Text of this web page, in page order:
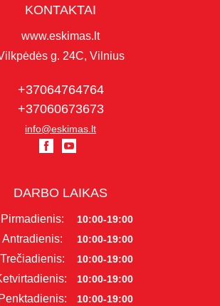
KONTAKTAI
www.eskimas.lt
g. 24C, Vilnius
+37064764764
+37060673673
info@eskimas.lt
DARBO LAIKAS
Pirmadienis: 10:00-19:00
Antradienis: 10:00-19:00
Trečiadienis: 10:00-19:00
10:00-19:00
Penktadienis: 10:00-19:00